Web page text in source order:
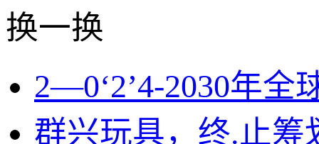
换一换
2—0‘2’4-2030年
群兴玩具，终.止筹